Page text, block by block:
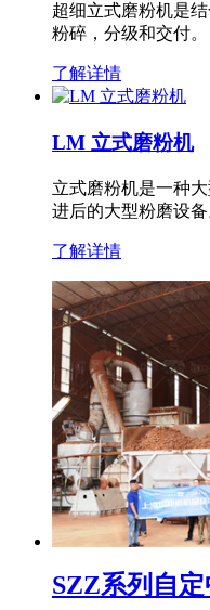
超细立式磨粉机是
粉碎，分级和交付
了解详情
LM 立式磨粉机
立式磨粉机是一种
进后的大型粉磨设
了解详情
SZZ系列自